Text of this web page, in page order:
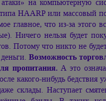
на компьютерную
HAARP или массовый
главное, что из-за этого
Ничего нельзя будет
Потому что никто не
Возможность
пропитания. А это
какого-нибудь
склады. Наступает